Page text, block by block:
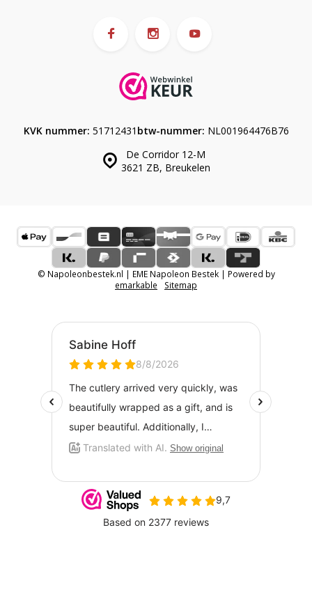
De Corridor 12-M
3621 ZB, Breukelen
KVK nummer: 51712431 btw-nummer: NL001964476B76
© Napoleonbestek.nl | EME Napoleon Bestek | Powered by
emarkable
Sitemap